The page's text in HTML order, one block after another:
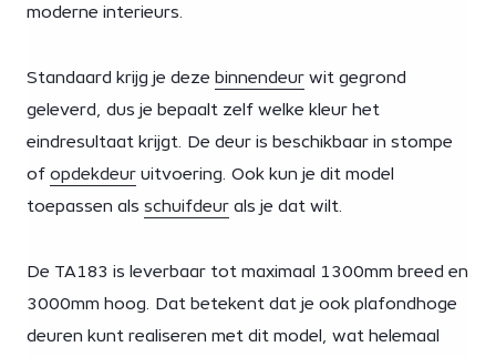
moderne interieurs.
Standaard krijg je deze binnendeur wit gegrond
geleverd, dus je bepaalt zelf welke kleur het
eindresultaat krijgt. De deur is beschikbaar in stompe
of opdekdeur uitvoering. Ook kun je dit model
toepassen als schuifdeur als je dat wilt.
De TA183 is leverbaar tot maximaal 1300mm breed en
3000mm hoog. Dat betekent dat je ook plafondhoge
deuren kunt realiseren met dit model, wat helemaal